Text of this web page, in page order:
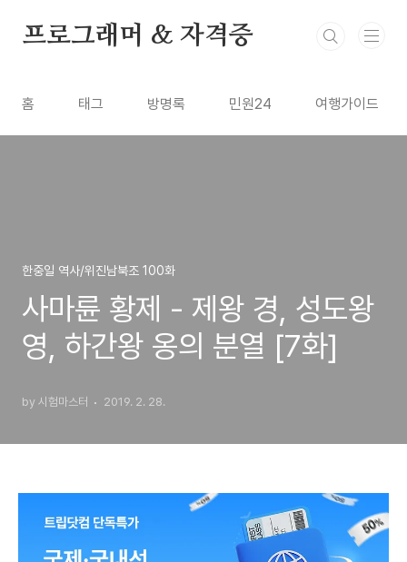
프로그래머 & 자격증
홈 태그 방명록 민원24 여행가이드
한중일 역사/위진남북조 100화
사마륜 황제 - 제왕 경, 성도왕
영, 하간왕 옹의 분열 [7화]
by 시험마스터 2019. 2. 28.